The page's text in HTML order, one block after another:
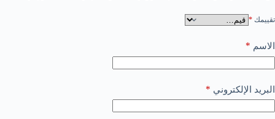
تقييمك *
الاسم *
البريد الإلكتروني *